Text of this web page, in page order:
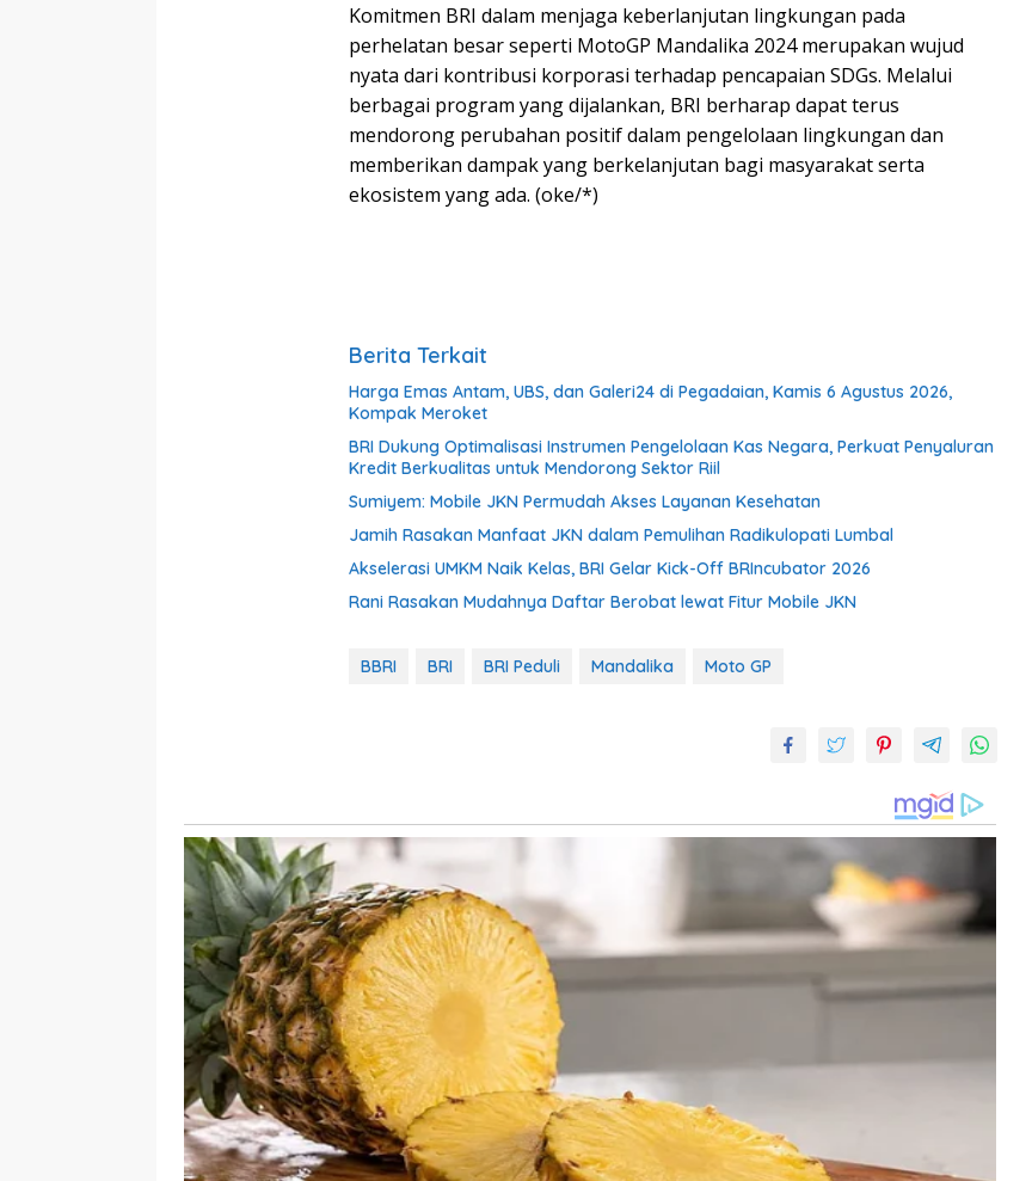
Komitmen BRI dalam menjaga keberlanjutan lingkungan pada
perhelatan besar seperti MotoGP Mandalika 2024 merupakan wujud
nyata dari kontribusi korporasi terhadap pencapaian SDGs. Melalui
berbagai program yang dijalankan, BRI berharap dapat terus
mendorong perubahan positif dalam pengelolaan lingkungan dan
memberikan dampak yang berkelanjutan bagi masyarakat serta
ekosistem yang ada. (oke/*)
Berita Terkait
Harga Emas Antam, UBS, dan Galeri24 di Pegadaian, Kamis 6 Agustus 2026,
Kompak Meroket
BRI Dukung Optimalisasi Instrumen Pengelolaan Kas Negara, Perkuat Penyaluran
Kredit Berkualitas untuk Mendorong Sektor Riil
Sumiyem: Mobile JKN Permudah Akses Layanan Kesehatan
Jamih Rasakan Manfaat JKN dalam Pemulihan Radikulopati Lumbal
Akselerasi UMKM Naik Kelas, BRI Gelar Kick-Off BRIncubator 2026
Rani Rasakan Mudahnya Daftar Berobat lewat Fitur Mobile JKN
BBRI BRI BRI Peduli Mandalika Moto GP